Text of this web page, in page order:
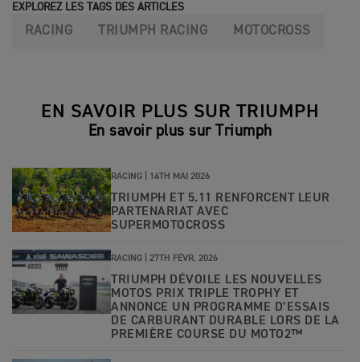
EXPLOREZ LES TAGS DES ARTICLES
RACING TRIUMPH RACING MOTOCROSS
EN SAVOIR PLUS SUR TRIUMPH
En savoir plus sur Triumph
RACING | 14TH MAI 2026
TRIUMPH ET 5.11 RENFORCENT LEUR
PARTENARIAT AVEC
SUPERMOTOCROSS
RACING | 27TH FÉVR. 2026
TRIUMPH DÉVOILE LES NOUVELLES
MOTOS PRIX TRIPLE TROPHY ET
ANNONCE UN PROGRAMME D’ESSAIS
DE CARBURANT DURABLE LORS DE LA
PREMIÈRE COURSE DU MOTO2™